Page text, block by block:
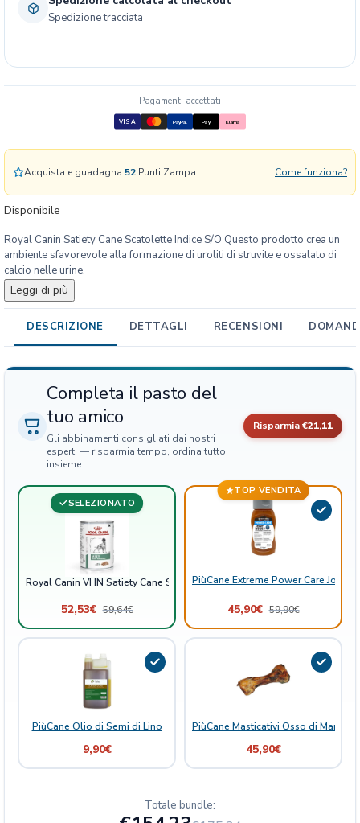
Disponibile
Royal Canin Satiety Cane Scatolette Indice S/O Questo prodotto crea un
ambiente sfavorevole alla formazione di uroliti di struvite e ossalato di
calcio nelle urine.
Leggi di più
C
a
t
i
t
y
C
a
n
c
a
t
l
e
n
t
Spedizione tracciata
Acquista e guadagna 52 Punti Zampa Come funziona?
Pagamenti accettati
VISA PayPal Pay Klarna
DESCRIZIONE DETTAGLI RECENSIONI
Completa il pasto del
tuo amico
Gli abbinamenti consigliati dai nostri
esperti — risparmia tempo, ordina tutto
insieme.
Risparmia€21,11
SELEZIONATO
Royal Canin VHN Satiety Cane Scatolette
52,53€ 59,64€
TOP VENDITA
PiùCane Extreme Power Care Joint
45,90€ 59,90€
PiùCane Olio di Semi di Lino
9,90€
PiùCane Masticativi Osso di Manzo
45,90€
Totale bundle: